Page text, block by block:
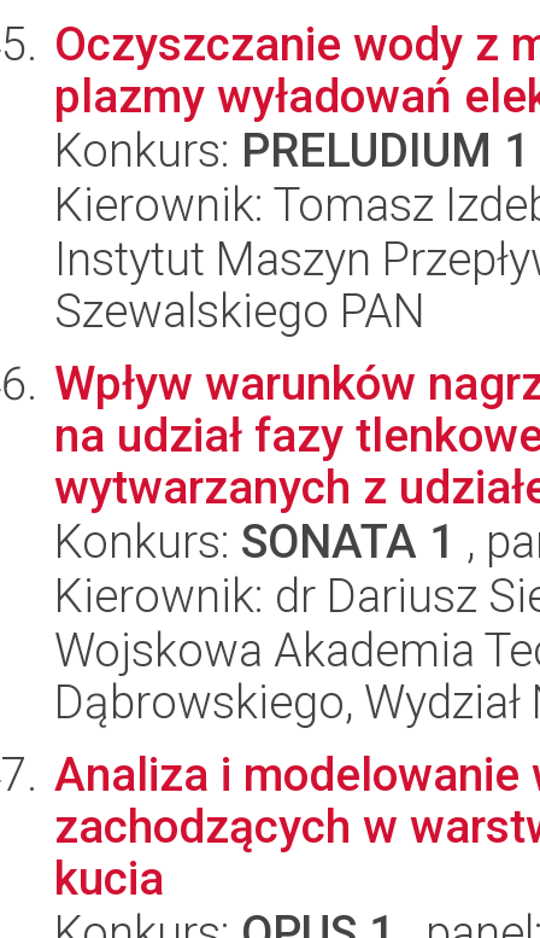
Oczyszczanie wody z
plazmy wyładowań
Konkurs: PRELUDIUM 1
Kierownik: Tomasz
Instytut Maszyn
Szewalskiego PAN
Wpływ warunków
na udział fazy
wytwarzanych z
Konkurs: SONATA 1 ,
Kierownik: dr Dariusz
Wojskowa Akademia
Dąbrowskiego,
Analiza i
zachodzących w
kucia